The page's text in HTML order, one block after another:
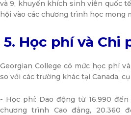
và 9, khuyến khích sinh viên quốc
hội vào các chương trình học mong
5. Học phí và Chi
Georgian College có mức học phí
so với các trường khác tại Canada,
- Học phí: Dao động từ 16.990 đến
chương trình Cao đẳng, 20.360